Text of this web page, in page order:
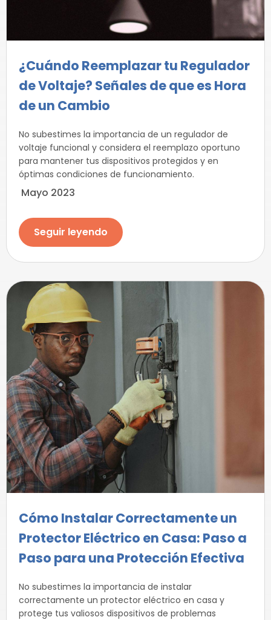
¿Cuándo Reemplazar tu Regulador
de Voltaje? Señales de que es Hora
de un Cambio
No subestimes la importancia de un regulador de
voltaje funcional y considera el reemplazo oportuno
para mantener tus dispositivos protegidos y en
óptimas condiciones de funcionamiento.
Mayo 2023
Seguir leyendo
Cómo Instalar Correctamente un
Protector Eléctrico en Casa: Paso a
Paso para una Protección Efectiva
No subestimes la importancia de instalar
correctamente un protector eléctrico en casa y
protege tus valiosos dispositivos de problemas